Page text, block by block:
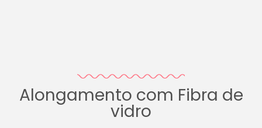
Alongamento com Fibra de
vidro